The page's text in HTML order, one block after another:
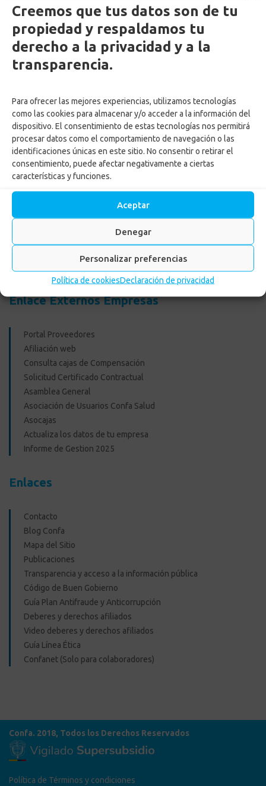
Creemos que tus datos son de tu
propiedad y respaldamos tu
derecho a la privacidad y a la
transparencia.
Para ofrecer las mejores experiencias, utilizamos tecnologías
como las cookies para almacenar y/o acceder a la información del
dispositivo. El consentimiento de estas tecnologías nos permitirá
procesar datos como el comportamiento de navegación o las
identificaciones únicas en este sitio. No consentir o retirar el
consentimiento, puede afectar negativamente a ciertas
características y funciones.
Aceptar
Denegar
Personalizar preferencias
Política de cookiesDeclaración de privacidad
Enlaces Externos Personas
PQRSF: tu opinión es importante
Asopagos
Trabaja con nosotros
Agencia de Gestión y Colocación de Empleo
Política tratamiento de datos
Aviso de Privacidad
Cumplimiento normas y recomendaciones para uso de Centros
Autorización tratamiento y uso de datos menores
Enlace Externos Empresas
Portal Proveedores
Afiliación web
Consulta cajas de Compensación
Solicitud Certificado Contractual
Asamblea General
Asociación de Usuarios Confa Salud
Asocajas
Actualiza los datos de tu empresa
Informe de Gestion 2025
Enlaces
Contacto
Blog Confa
Mapa del Sitio
Publicaciones
Transparencia y acceso a la información pública
Código de Buen Gobierno
Guía Plan Antifraude y Anticorrupción
Deberes y derechos afiliados
Video deberes y derechos afiliados
Guía Línea Ética
Confanet (Solo para colaboradores)
Confa. 2018, Todos los Derechos Reservados
Política de Términos y condiciones